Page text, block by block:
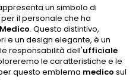
un simbolo di
il personale che ha
. Questo distintivo,
e un design elegante, è un
responsabilità dell'ufficiale
le caratteristiche e le
questo emblema medico sul